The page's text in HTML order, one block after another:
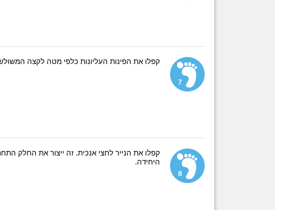
7
קפלו את הפינות העליונות כלפי מטה לקצה
8
קפלו את הנייר לחצי אנכית. זה ייצור את החלק
היחידה.